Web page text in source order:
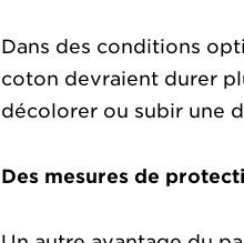
Dans des conditions
coton devraient durer
décolorer ou subir une
Des mesures de